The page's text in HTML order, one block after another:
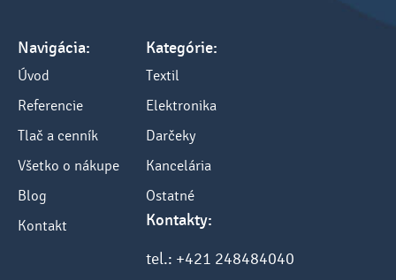
Navigácia:
Úvod
Referencie
Tlač a cenník
Všetko o nákupe
Blog
Kontakt
Kategórie:
Textil
Elektronika
Darčeky
Kancelária
Ostatné
Kontakty:
tel.: +421 248484040